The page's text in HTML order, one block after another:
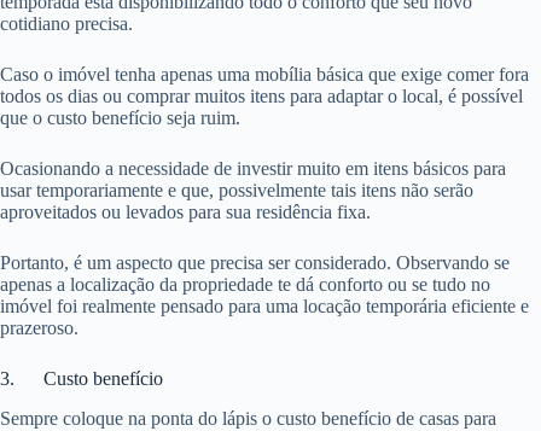
cotidiano precisa.
Caso o imóvel tenha apenas uma mobília básica que exige comer fora
todos os dias ou comprar muitos itens para adaptar o local, é possível
que o custo benefício seja ruim.
Ocasionando a necessidade de investir muito em itens básicos para
usar temporariamente e que, possivelmente tais itens não serão
aproveitados ou levados para sua residência fixa.
Portanto, é um aspecto que precisa ser considerado. Observando se
apenas a localização da propriedade te dá conforto ou se tudo no
imóvel foi realmente pensado para uma locação temporária eficiente e
prazeroso.
3. Custo benefício
Sempre coloque na ponta do lápis o custo benefício de casas para